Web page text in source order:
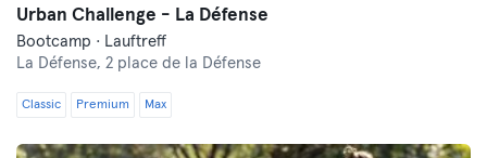
Urban Challenge - La Défense
Bootcamp · Lauftreff
La Défense, 2 place de la Défense
Classic Premium Max